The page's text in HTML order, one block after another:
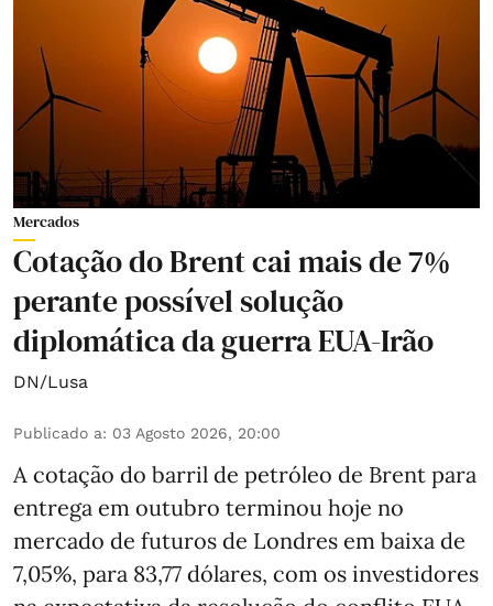
Mercados
Cotação do Brent cai mais de 7%
perante possível solução
diplomática da guerra EUA-Irão
DN/Lusa
Publicado a: 03 Agosto 2026, 20:00
A cotação do barril de petróleo de Brent para
entrega em outubro terminou hoje no
mercado de futuros de Londres em baixa de
7,05%, para 83,77 dólares, com os investidores